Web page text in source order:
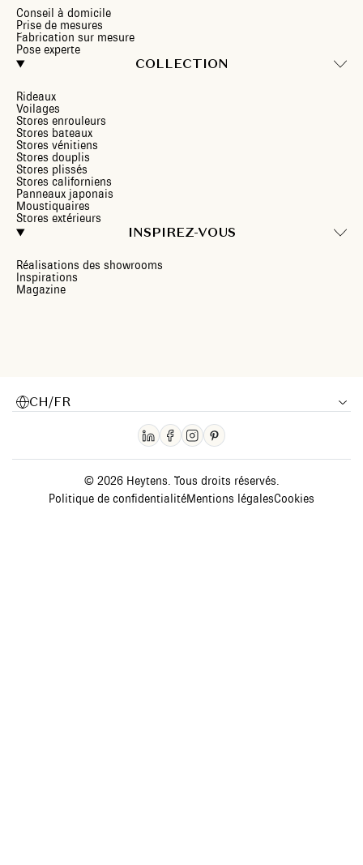
Conseil à domicile
Prise de mesures
Fabrication sur mesure
Pose experte
COLLECTION
Rideaux
Voilages
Stores enrouleurs
Stores bateaux
Stores vénitiens
Stores douplis
Stores plissés
Stores californiens
Panneaux japonais
Moustiquaires
Stores extérieurs
INSPIREZ-VOUS
Réalisations des showrooms
Inspirations
Magazine
CH/FR
© 2026 Heytens. Tous droits réservés.
Politique de confidentialitéMentions légalesCookies